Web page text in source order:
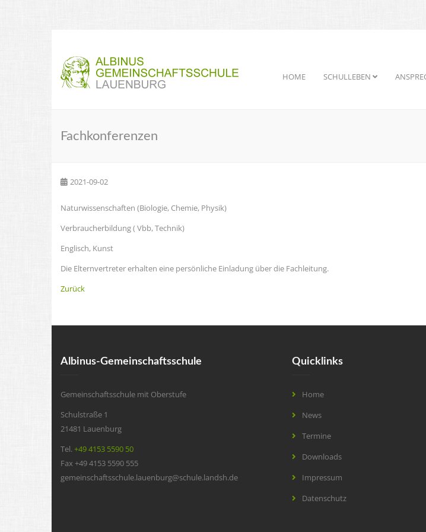
HOME SCHULLEBEN
Fachkonferenzen
2021-09-02
Naturwissenschaften (Biologie, Chemie, Physik)
Verbraucherbildung ( Vbb, Technik)
Englisch, Kunst
Die Elternvertreter erhalten eine persönliche Einladung über die Fachleitung.
Zurück
Albinus-Gemeinschaftsschule
Gemeinschaftsschule mit Oberstufe
Schulstraße 1
21481 Lauenburg
Tel.+49 4153 5590 50
Fax +49 4153 5590 555
gemeinschaftsschule.lauenburg@schule.landsh.de
Quicklinks
Home
News
Termine
Downloads
Impressum
Datenschutz